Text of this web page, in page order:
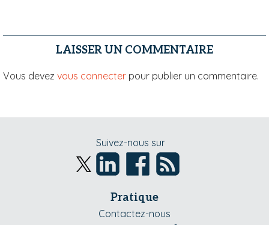
LAISSER UN COMMENTAIRE
Vous devez vous connecter pour publier un commentaire.
Suivez-nous sur
Pratique
Contactez-nous